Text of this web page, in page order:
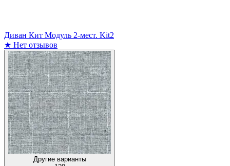
Диван Кит Модуль 2-мест. Kit2
★ Нет отзывов
Другие варианты